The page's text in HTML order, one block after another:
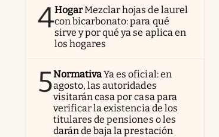
4HogarMezclar hojas de laurel
con bicarbonato: para qué
sirve y por qué ya se aplica en
los hogares
5NormativaYa es oficial: en
agosto, las autoridades
visitarán casa por casa para
verificar la existencia de los
titulares de pensiones o les
darán de baja la prestación